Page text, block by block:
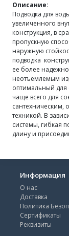
Описание:
Подводка для
увеличенного
конструкция, в
пропускную
наружную
подводка
ее более
неотъемлемым
оптимальный для
чаще всего для
сантехническим,
техникой. В
системы, гибкая
длину и
Информация
О нас
Доставка
Политика
Сертификаты
Реквизиты